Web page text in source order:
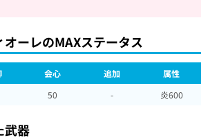
ーレのMAXステータス
会心 追加
属性
50 - 炎600
武器